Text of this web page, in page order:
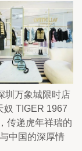
圳万象城限时店
TIGER 1967
传递虎年祥瑞的
中国的深厚情